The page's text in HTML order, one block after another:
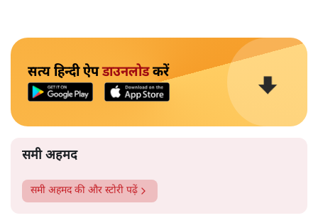
सत्य हिन्दी ऐपडाउनलोडकरें
समी अहमद
समी अहमदकी और स्टोरी पढ़ें